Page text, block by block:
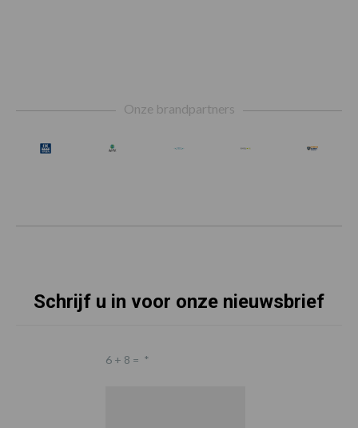
Onze brandpartners
Schrijf u in voor onze nieuwsbrief
6 + 8 = *